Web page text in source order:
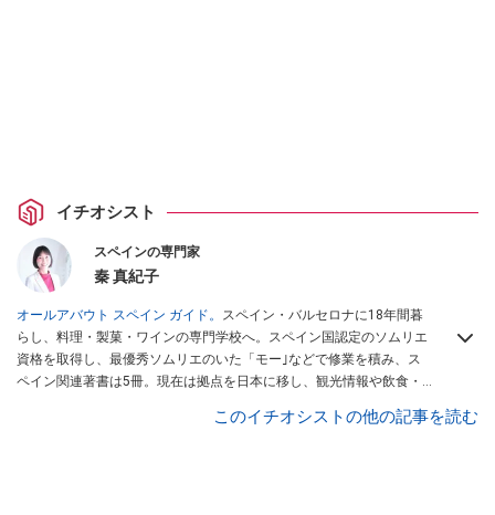
イチオシスト
スペインの専門家
秦 真紀子
オールアバウト スペイン ガイド。 スペイン・バルセロナに18年間暮
らし、料理・製菓・ワインの専門学校へ。スペイン国認定のソムリエ
資格を取得し、最優秀ソムリエのいた「モー｣などで修業を積み、ス
ペイン関連著書は5冊。現在は拠点を日本に移し、観光情報や飲食・
など、食品・スイーツ販売チェーンのおすすめ商
このイチオシストの他の記事を読む